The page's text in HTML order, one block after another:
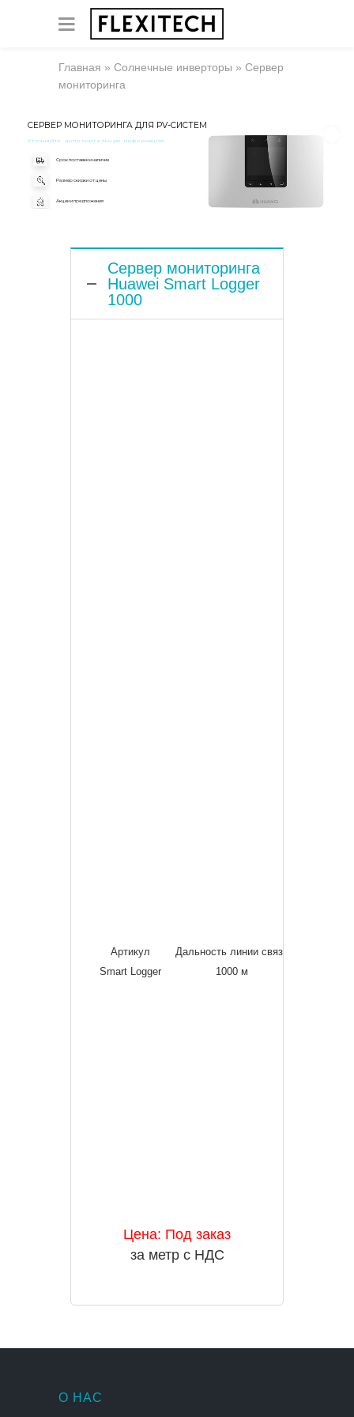
Главная » Солнечные инверторы » Сервер
мониторинга
СЕРВЕР МОНИТОРИНГА ДЛЯ PV-СИСТЕМ
Уточняйте дополнительную информацию
Срок поставки и наличие
Размер скидки от цены
Акции и предложения
Сервер мониторинга
Huawei Smart Logger
1000
Артикул Дальность линии связи
Smart Logger
1000 м
Цена: Под заказ
за метр с НДС
О НАС